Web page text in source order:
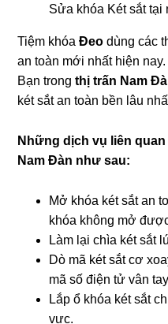
Sửa khóa Két sắt tại
Tiệm khóaĐeo dùng các
an toàn mới nhất hiện
Bạn trongthị trấn Nam
két sắt an toàn bền lâu
Những dịch vụ liên
Nam Đàn như sau:
Mở khóa két sắt an
khóa không mở
Làm lại chìa két sắt
Dò mã két sắt cơ
mã số điện tử vân
Lắp ổ khóa két sắt
vực.